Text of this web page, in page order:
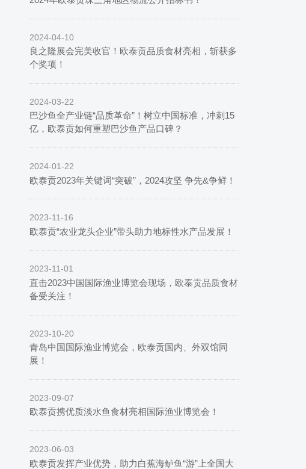
2024-04-10
良之隆展会完美收官！欧泰贡品质食材亮相，斩获多
个奖项！
2024-03-22
巴沙鱼全产业链“品质革命”！树立中国标准，冲刺15
亿，欧泰贡如何重塑巴沙鱼产品口碑？
2024-01-22
欧泰贡2023年关键词“突破”，2024攻坚 争先&争鲜！
2023-11-16
欧泰贡“农业龙头企业”带头助力地标性水产品发展！
2023-11-01
直击2023中国国际渔业博览会现场，欧泰贡品质食材
备受关注！
2023-10-20
青岛中国国际渔业博览会，欧泰贡国内、外双馆同
展！
2023-09-07
欧泰贡携优质淡水鱼食材亮相国际渔业博览会！
2023-06-03
欧泰贡发挥产业优势，助力白蕉海鲈鱼“游”上全国大